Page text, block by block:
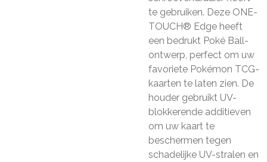
te gebruiken. Deze ONE-
TOUCH® Edge heeft
een bedrukt Poké Ball-
ontwerp, perfect om uw
favoriete Pokémon TCG-
kaarten te laten zien. De
houder gebruikt UV-
blokkerende additieven
om uw kaart te
beschermen tegen
schadelijke UV-stralen en